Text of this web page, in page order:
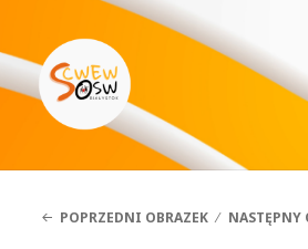
Specjalistyczne
w Białymstoku
POPRZEDNI OBRAZEK NASTĘPNY